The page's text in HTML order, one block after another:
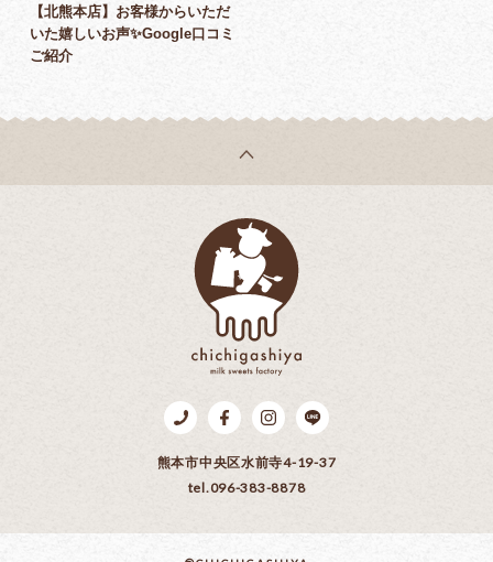
【北熊本店】お客様からいただ
いた嬉しいお声✨Google口コミ
ご紹介
Tel.096-383-8878
FacebookInstagram
熊本市中央区水前寺4-19-37
tel.096-383-8878